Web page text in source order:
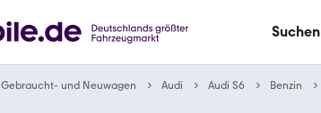
Suchen
Gebraucht- und Neuwagen Audi Audi S6 Benzin